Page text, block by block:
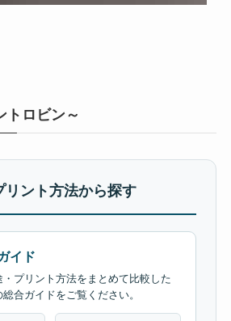
トロビン～
リント方法から探す
イド
プリント方法をまとめて比較した
合ガイドをご覧ください。